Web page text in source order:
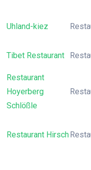
Uhland-kiez
Tibet Restaurant
Restaurant
Hoyerberg
Schlößle
Restaurant Hirsch